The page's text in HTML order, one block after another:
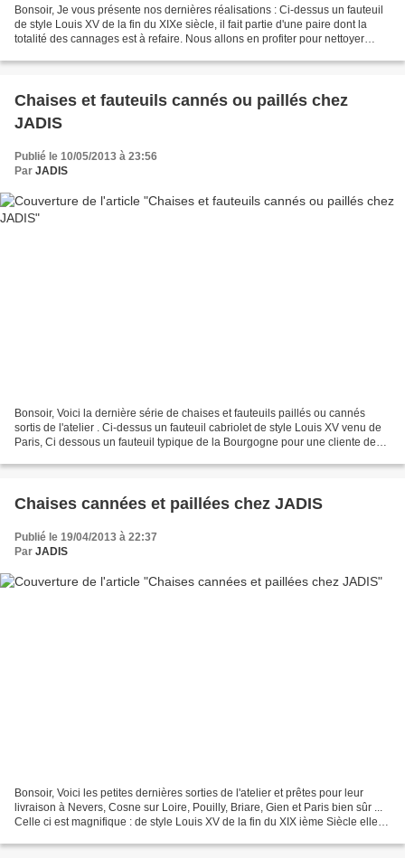
Bonsoir, Je vous présente nos dernières réalisations : Ci-dessus un fauteuil
de style Louis XV de la fin du XIXe siècle, il fait partie d'une paire dont la
totalité des cannages est à refaire. Nous allons en profiter pour nettoyer
Chaises et fauteuils cannés ou paillés chez
JADIS
Publié le 10/05/2013 à 23:56
Par JADIS
Bonsoir, Voici la dernière série de chaises et fauteuils paillés ou cannés
sortis de l'atelier . Ci-dessus un fauteuil cabriolet de style Louis XV venu de
Paris, Ci dessous un fauteuil typique de la Bourgogne pour une cliente de
Chaises cannées et paillées chez JADIS
Publié le 19/04/2013 à 22:37
Par JADIS
Bonsoir, Voici les petites dernières sorties de l'atelier et prêtes pour leur
livraison à Nevers, Cosne sur Loire, Pouilly, Briare, Gien et Paris bien sûr ...
Celle ci est magnifique : de style Louis XV de la fin du XIX ième Siècle elle